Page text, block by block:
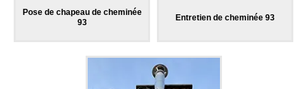
Pose de chapeau de cheminée
93
Entretien de cheminée 93